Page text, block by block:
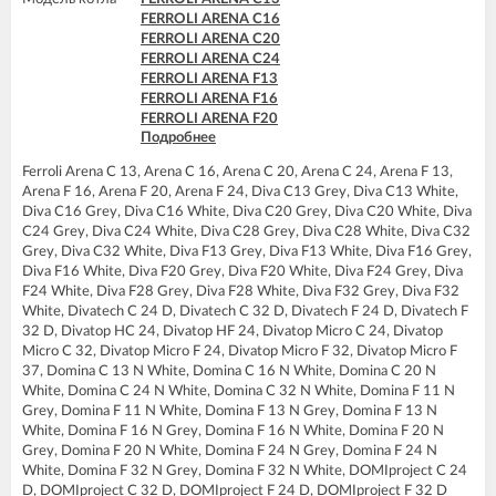
FERROLI DOMItech C32
FERROLI DOMItech F24
FERROLI DOMItech F32
FERROLI ARENA C16
FERROLI ARENA C20
FERROLI ARENA C24
FERROLI ARENA F13
FERROLI ARENA F16
FERROLI ARENA F20
FERROLI ARENA F24
FERROLI DIVA C16
FERROLI DIVA C20
FERROLI DIVA C24
FERROLI DIVA C28
FERROLI DIVA C32
FERROLI DIVA F13
FERROLI DIVA F16
FERROLI DIVA F20
FERROLI DIVA F24
FERROLI DIVA F28
FERROLI DIVA F32
FERROLI DIVA F37
FERROLI DIVA HC24
FERROLI DIVA HF24
FERROLI DIVA HF32
FERROLI DIVAproject F24
Подробнее
Ferroli Arena C 13, Arena C 16, Arena C 20, Arena C 24, Arena F 13,
Arena F 16, Arena F 20, Arena F 24, Diva C13 Grey, Diva C13 White,
Diva C16 Grey, Diva C16 White, Diva C20 Grey, Diva C20 White, Diva
C24 Grey, Diva C24 White, Diva C28 Grey, Diva C28 White, Diva C32
Grey, Diva C32 White, Diva F13 Grey, Diva F13 White, Diva F16 Grey,
Diva F16 White, Diva F20 Grey, Diva F20 White, Diva F24 Grey, Diva
F24 White, Diva F28 Grey, Diva F28 White, Diva F32 Grey, Diva F32
White, Divatech C 24 D, Divatech C 32 D, Divatech F 24 D, Divatech F
32 D, Divatop HC 24, Divatop HF 24, Divatop Micro C 24, Divatop
Micro C 32, Divatop Micro F 24, Divatop Micro F 32, Divatop Micro F
37, Domina C 13 N White, Domina C 16 N White, Domina C 20 N
White, Domina C 24 N White, Domina C 32 N White, Domina F 11 N
Grey, Domina F 11 N White, Domina F 13 N Grey, Domina F 13 N
White, Domina F 16 N Grey, Domina F 16 N White, Domina F 20 N
Grey, Domina F 20 N White, Domina F 24 N Grey, Domina F 24 N
White, Domina F 32 N Grey, Domina F 32 N White, DOMIproject C 24
D, DOMIproject C 32 D, DOMIproject F 24 D, DOMIproject F 32 D